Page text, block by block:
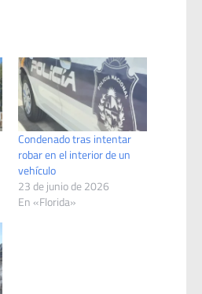
Condenado tras intentar
robar en el interior de un
vehículo
23 de junio de 2026
En «Florida»